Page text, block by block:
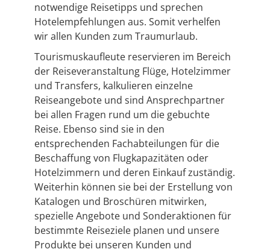
notwendige Reisetipps und sprechen
Hotelempfehlungen aus. Somit verhelfen
wir allen Kunden zum Traumurlaub.
Tourismuskaufleute reservieren im Bereich
der Reiseveranstaltung Flüge, Hotelzimmer
und Transfers, kalkulieren einzelne
Reiseangebote und sind Ansprechpartner
bei allen Fragen rund um die gebuchte
Reise. Ebenso sind sie in den
entsprechenden Fachabteilungen für die
Beschaffung von Flugkapazitäten oder
Hotelzimmern und deren Einkauf zuständig.
Weiterhin können sie bei der Erstellung von
Katalogen und Broschüren mitwirken,
spezielle Angebote und Sonderaktionen für
bestimmte Reiseziele planen und unsere
Produkte bei unseren Kunden und